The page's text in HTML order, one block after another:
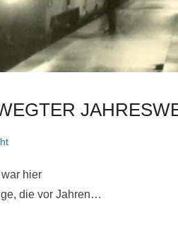
hier
die vor Jahren…